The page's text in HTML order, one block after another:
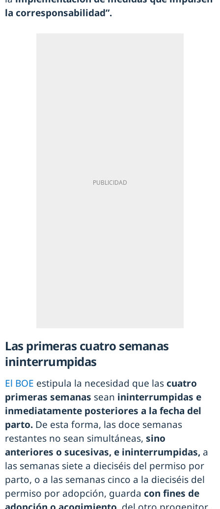
la corresponsabilidad”.
Las primeras cuatro semanas
ininterrumpidas
El BOE estipula la necesidad que las cuatro
primeras semanas sean ininterrumpidas e
inmediatamente posteriores a la fecha del
parto. De esta forma, las doce semanas
restantes no sean simultáneas, sino
anteriores o sucesivas, e ininterrumpidas, a
las semanas siete a dieciséis del permiso por
parto, o a las semanas cinco a la dieciséis del
permiso por adopción, guarda con fines de